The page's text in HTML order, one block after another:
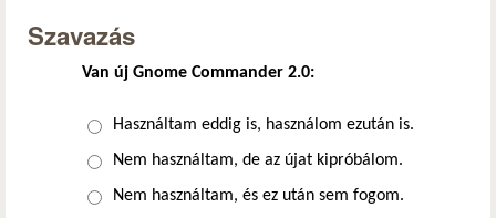
Szavazás
Van új Gnome Commander 2.0:
Választások
Használtam eddig is, használom ezután is.
Nem használtam, de az újat kipróbálom.
Nem használtam, és ez után sem fogom.